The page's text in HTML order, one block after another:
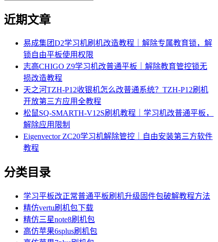
近期文章
易成集团D2学习机刷机改造教程｜解除专属教育锁，解
锁自由平板使用权限
志高CHIGO Z9学习机改普通平板｜解除教育管控锁无
损改造教程
天之河TZH-P12收银机怎么改普通系统？TZH-P12刷机
开放第三方应用全教程
松鼠SQ-SMARTH-V12S刷机教程｜学习机改普通平板，
解除应用限制
Eigenvector ZC20学习机解除管控｜自由安装第三方软件
教程
分类目录
学习平板改正常普通平板刷机升级固件包破解教程方法
精仿vertu刷机包下载
精仿三星note8刷机包
高仿苹果6splus刷机包